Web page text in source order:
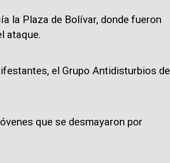
la Plaza de Bolívar, donde fueron
ataque.
el Grupo Antidisturbios de
que se desmayaron por